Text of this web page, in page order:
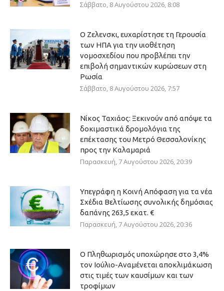
Σάββατο, 8 Αυγούστου 2026, 8:08
Ο Ζελενσκι, ευχαρίστησε τη Γερουσία
των ΗΠΑ για την υιοθέτηση
νομοσχεδίου που προβλέπει την
επιβολή σημαντικών κυρώσεων στη
Ρωσία
Σάββατο, 8 Αυγούστου 2026, 7:57
Νίκος Ταχιάος: Ξεκινούν από απόψε τα
δοκιμαστικά δρομολόγια της
επέκτασης του Μετρό Θεσσαλονίκης
προς την Καλαμαριά
Παρασκευή, 7 Αυγούστου 2026, 20:39
Υπεγράφη η Κοινή Απόφαση για τα νέα
Σχέδια Βελτίωσης συνολικής δημόσιας
δαπάνης 263,5 εκατ. €
Παρασκευή, 7 Αυγούστου 2026, 20:36
Ο Πληθωρισμός υποχώρησε στο 3,4%
τον Ιούλιο-Αναμένεται αποκλιμάκωση
στις τιμές των καυσίμων και των
τροφίμων